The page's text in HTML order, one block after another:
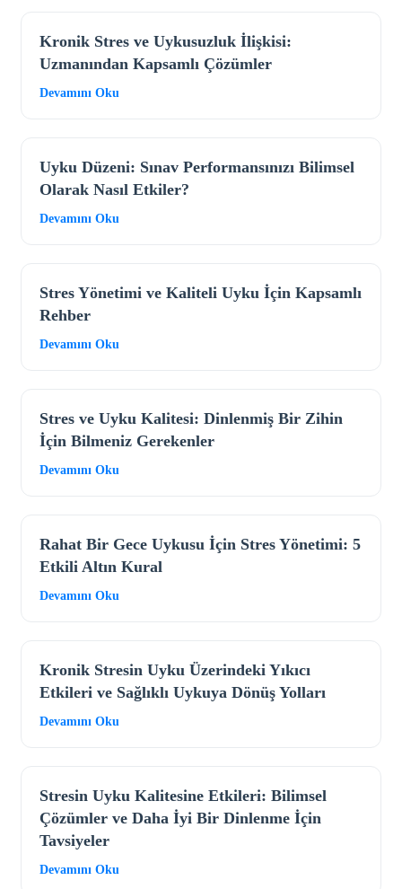
Kronik Stres ve Uykusuzluk İlişkisi:
Uzmanından Kapsamlı Çözümler
Devamını Oku
Uyku Düzeni: Sınav Performansınızı Bilimsel
Olarak Nasıl Etkiler?
Devamını Oku
Stres Yönetimi ve Kaliteli Uyku İçin Kapsamlı
Rehber
Devamını Oku
Stres ve Uyku Kalitesi: Dinlenmiş Bir Zihin
İçin Bilmeniz Gerekenler
Devamını Oku
Rahat Bir Gece Uykusu İçin Stres Yönetimi: 5
Etkili Altın Kural
Devamını Oku
Kronik Stresin Uyku Üzerindeki Yıkıcı
Etkileri ve Sağlıklı Uykuya Dönüş Yolları
Devamını Oku
Stresin Uyku Kalitesine Etkileri: Bilimsel
Çözümler ve Daha İyi Bir Dinlenme İçin
Tavsiyeler
Devamını Oku